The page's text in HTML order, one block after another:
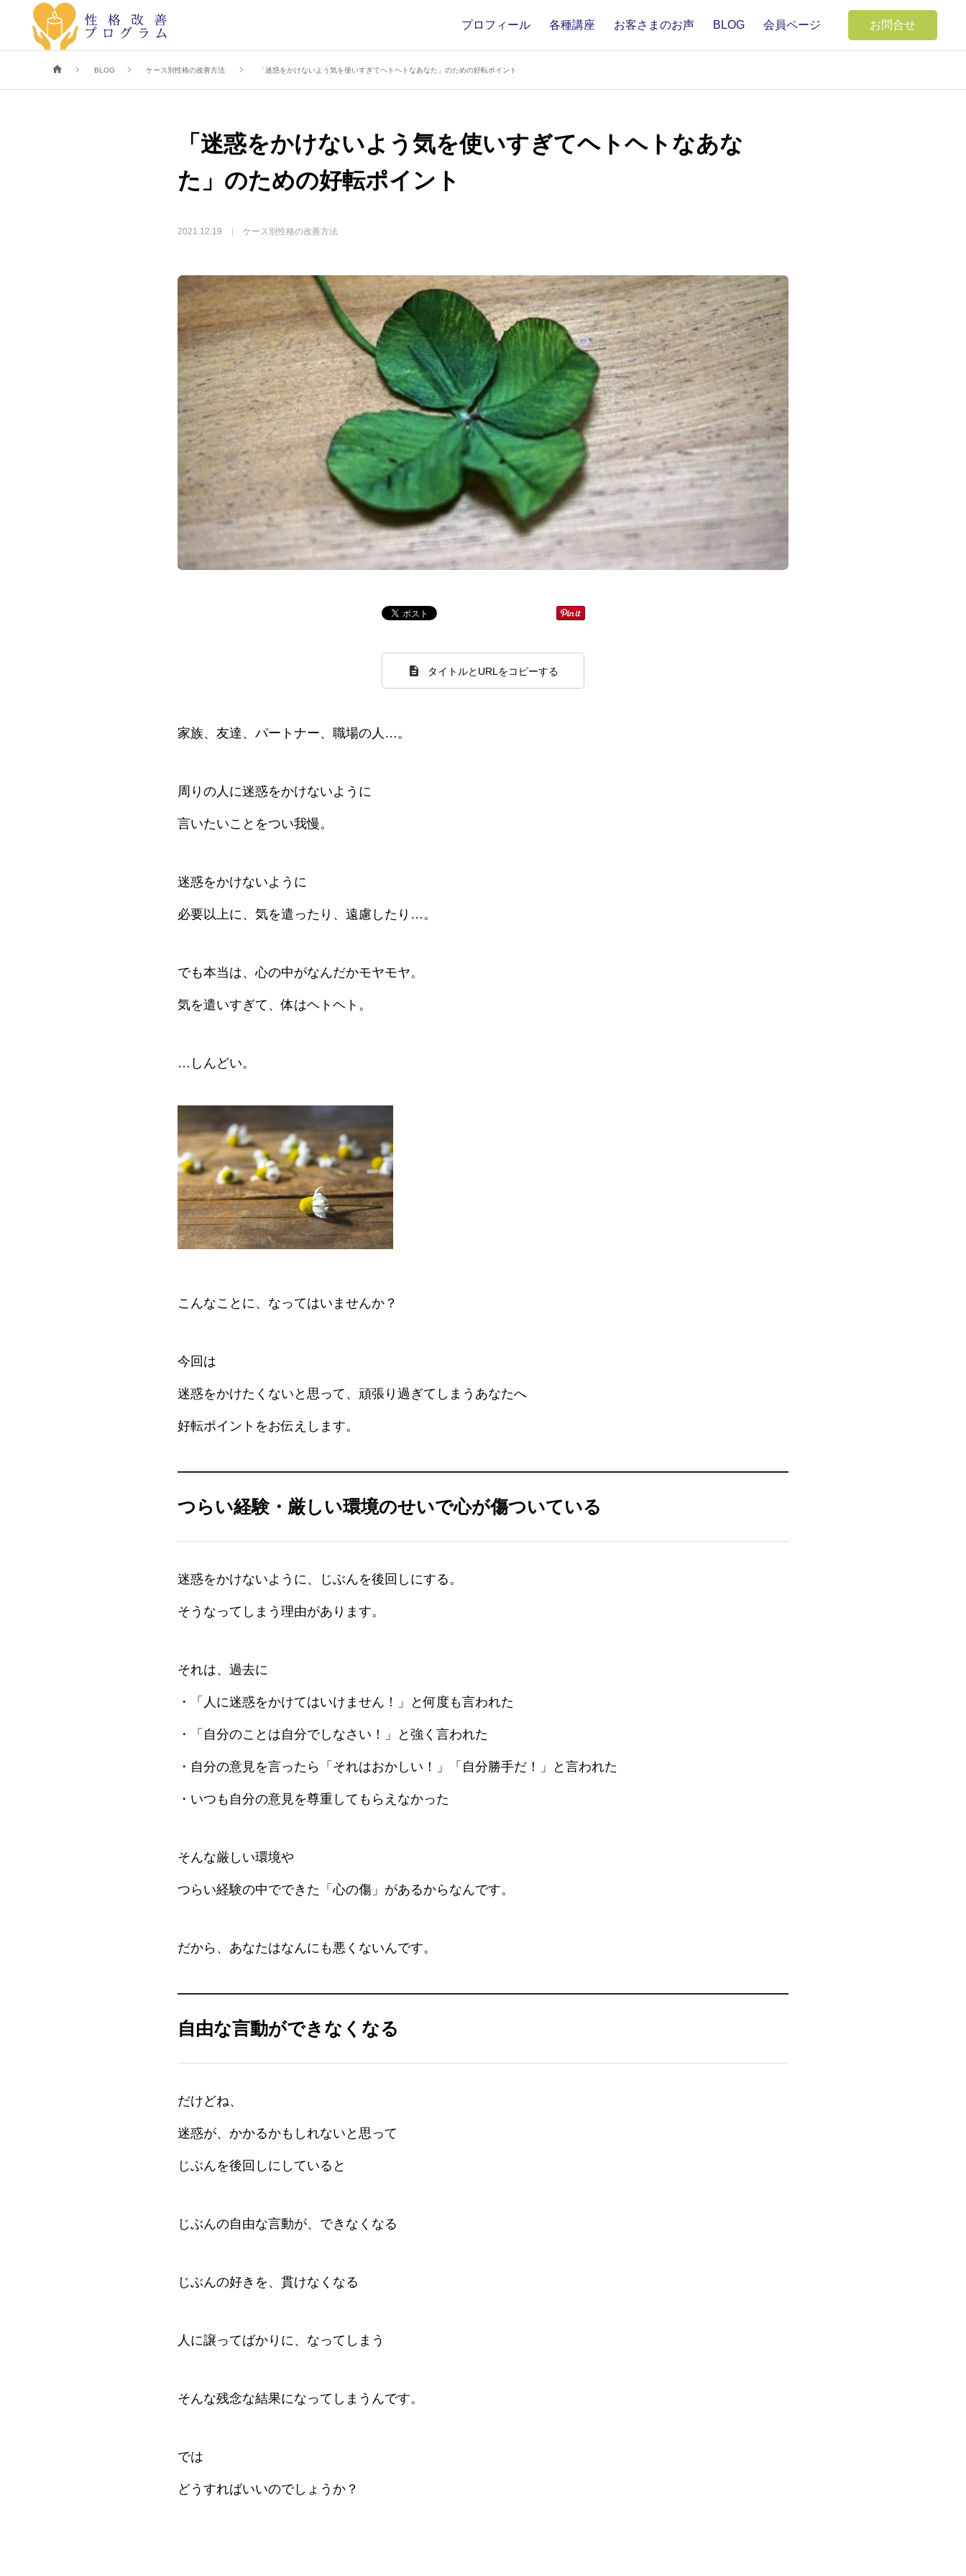
プロフィール 各種講座 お客さまのお声 BLOG 会員ページ お問合せ
BLOG ケース別性格の改善方法 「迷惑をかけないよう気を使いすぎてヘトヘトなあなた」のための好転ポイント
「迷惑をかけないよう気を使いすぎてヘトヘトなあな
た」のための好転ポイント
2021.12.19 ケース別性格の改善方法
タイトルとURLをコピーする
家族、友達、パートナー、職場の人…。
周りの人に迷惑をかけないように
言いたいことをつい我慢。
迷惑をかけないように
必要以上に、気を遣ったり、遠慮したり…。
でも本当は、心の中がなんだかモヤモヤ。
気を遣いすぎて、体はヘトヘト。
…しんどい。
こんなことに、なってはいませんか？
今回は
迷惑をかけたくないと思って、頑張り過ぎてしまうあなたへ
好転ポイントをお伝えします。
つらい経験・厳しい環境のせいで心が傷ついている
迷惑をかけないように、じぶんを後回しにする。
そうなってしまう理由があります。
それは、過去に
・「人に迷惑をかけてはいけません！」と何度も言われた
・「自分のことは自分でしなさい！」と強く言われた
・自分の意見を言ったら「それはおかしい！」「自分勝手だ！」と言われた
・いつも自分の意見を尊重してもらえなかった
そんな厳しい環境や
つらい経験の中でできた「心の傷」があるからなんです。
だから、あなたはなんにも悪くないんです。
自由な言動ができなくなる
だけどね、
迷惑が、かかるかもしれないと思って
じぶんを後回しにしていると
じぶんの自由な言動が、できなくなる
じぶんの好きを、貫けなくなる
人に譲ってばかりに、なってしまう
そんな残念な結果になってしまうんです。
では
どうすればいいのでしょうか？
プロフィール